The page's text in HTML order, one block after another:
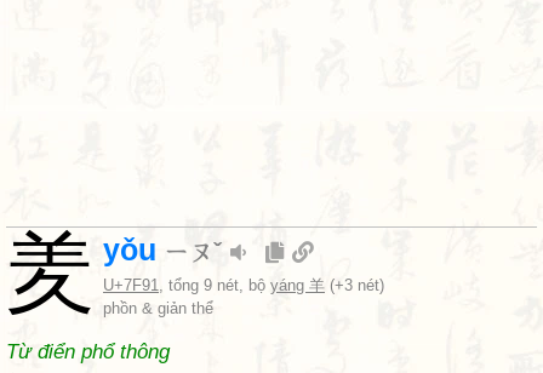
羑 yǒu ㄧㄡˇ
U+7F91, tổng 9 nét, bộ yáng 羊 (+3 nét)
phồn & giản thể
Từ điển phổ thông